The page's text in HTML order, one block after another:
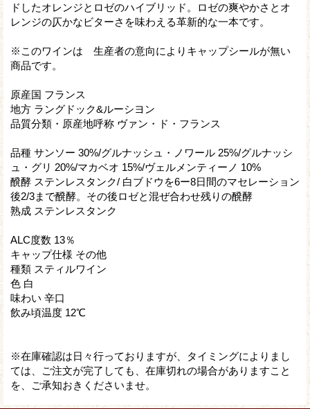
ドしたオレンジとロゼのハイブリッド。ロゼの爽やかさとオ
レンジの仄かなビターさを味わえる革新的な一本です。
※このワインは 生産者の意向によりキャップシールが無い
商品です。
原産国 フランス
地方 ラングドック&ルーシヨン
品質分類・原産地呼称 ヴァン・ド・フランス
品種 サンソー 30%/グルナッシュ・ノワール 25%/グルナッシ
ュ・グリ 20%/マカベオ 15%/ヴェルメンティーノ 10%
醗酵 ステンレスタンク/ 白ブドウを6ー8日間のマセレーション
後2/3まで醗酵。その後ロゼと混ぜ合わせ残りの醗酵
熟成 ステンレスタンク
ALC度数 13％
キャップ仕様 その他
種類 スティルワイン
色 白
味わい 辛口
飲み頃温度 12℃
※在庫確認は日々行っておりますが、タイミングによりまし
ては、ご注文が完了しても、在庫切れの場合がありますこと
を、ご承知おきくださいませ。